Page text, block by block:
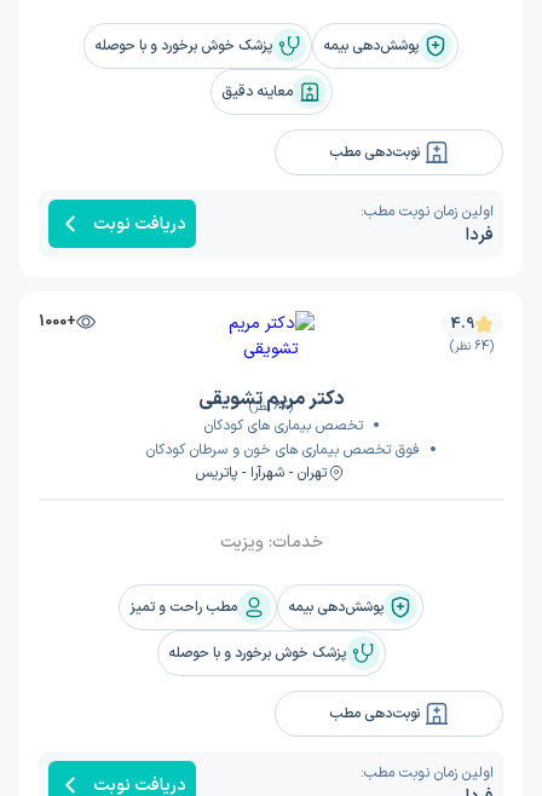
پوشش‌دهی بیمه پزشک خوش برخورد و با حوصله
معاینه دقیق
نوبت‌دهی مطب
اولین زمان نوبت مطب:
فردا دریافت نوبت
(64 نظر)
+1000 4.9
(64 نظر)
دکتر مریم تشویقی
تخصص بیماری های کودکان
فوق تخصص بیماری های خون و سرطان کودکان
تهران - شهرآرا - پاتریس
خدمات:ویزیت
پوشش‌دهی بیمه مطب راحت و تمیز
پزشک خوش برخورد و با حوصله
نوبت‌دهی مطب
اولین زمان نوبت مطب: دریافت نوبت